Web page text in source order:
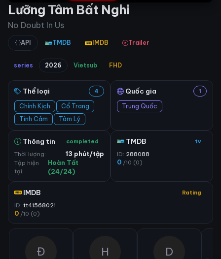
Lưỡng Tâm Bất Nghi
No Doubt In Us
API TMDB IMDB Trailer
series 2026 Vietsub FHD
Thể loại 4
Chính Kịch
Cổ Trang
Tình Cảm
Tâm Lý
Quốc gia 1
Trung Quốc
Thông tin completed
Thời lượng:
13 phút/tập
Tập hiện
tại:
Hoàn Tất
(24/24)
TMDB tv
ID: 288088
0 /10 (0)
IMDB Rating
ID: tt41568021
0 /10 (0)
Đ H D